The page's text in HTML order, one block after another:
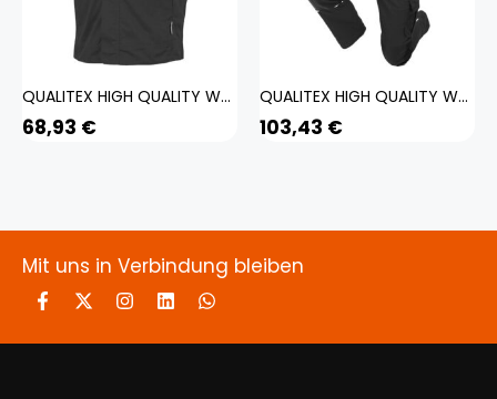
QUALITEX HIGH QUALITY WORKWEAR Weste IND black beauty Damen: M Herren: M
68,93 €
QUALITEX HIGH QUALITY WORKWEAR Latzhose IND black beauty Herren: 98
103,43 €
Mit uns in Verbindung bleiben